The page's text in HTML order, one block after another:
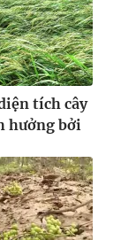
tích cây
hưởng bởi